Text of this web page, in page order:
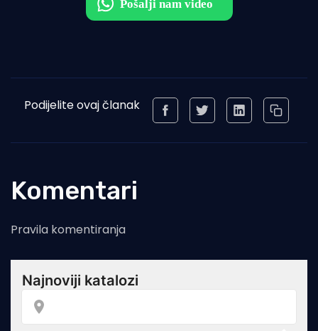
Podijelite ovaj članak
Komentari
Pravila komentiranja